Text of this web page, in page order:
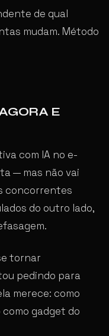
de qual
mudam. Método
E
com IA no e-
— mas não vai
concorrentes
do outro lado,
tornar
pedindo para
merece: como
gadget do